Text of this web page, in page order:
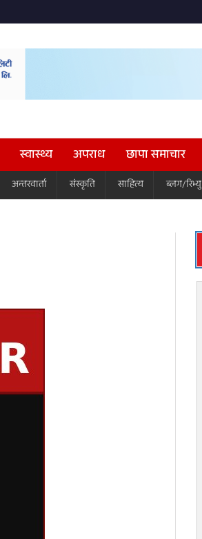
स्वास्थ्य अपराध छापा समाचार
अन्तरवार्ता संस्कृति साहित्य ब्लग/रिभ्यु